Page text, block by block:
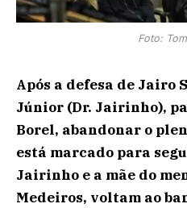
Foto:
Após a defesa de Jairo
Júnior (Dr. Jairinho),
Borel, abandonar o
está marcado para
Jairinho e a mãe do
Medeiros, voltam ao